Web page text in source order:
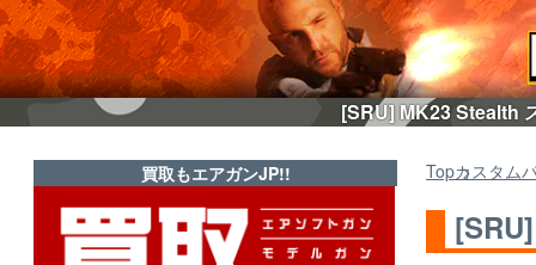
[SRU] MK23 Stealth
Topカスタム
買取もエアガンJP!!